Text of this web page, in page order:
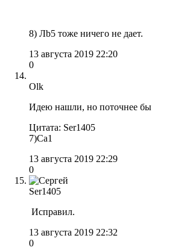
8) Лb5 тоже ничего не дает.
13 августа 2019 22:20
0
Olk
Идею нашли, но поточнее бы
Цитата: Ser1405
7)Са1
13 августа 2019 22:29
0
Ser1405
Исправил.
13 августа 2019 22:32
0